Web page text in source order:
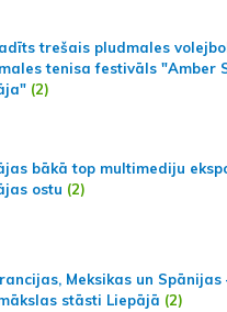
trešais pludmales
tenisa festivāls "Amber
(2)
bākā top multimediju
ostu (2)
Meksikas un
stāsti Liepājā (2)